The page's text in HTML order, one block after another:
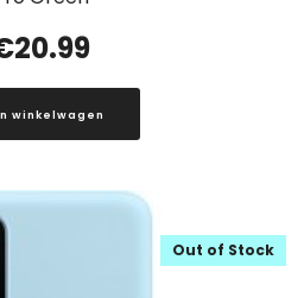
20.99
winkelwagen
Out of Stock